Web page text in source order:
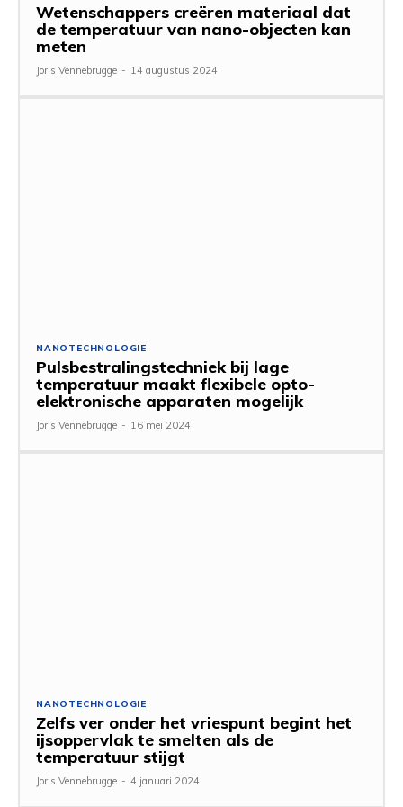
Wetenschappers creëren materiaal dat
de temperatuur van nano-objecten kan
meten
Joris Vennebrugge - 14 augustus 2024
NANOTECHNOLOGIE
Pulsbestralingstechniek bij lage
temperatuur maakt flexibele opto-
elektronische apparaten mogelijk
Joris Vennebrugge - 16 mei 2024
NANOTECHNOLOGIE
Zelfs ver onder het vriespunt begint het
ijsoppervlak te smelten als de
temperatuur stijgt
Joris Vennebrugge - 4 januari 2024